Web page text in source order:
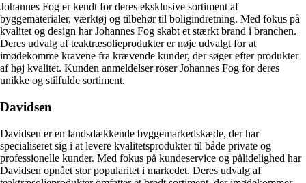
Johannes Fog er kendt for deres eksklusive sortiment af
byggematerialer, værktøj og tilbehør til boligindretning. Med fokus på
kvalitet og design har Johannes Fog skabt et stærkt brand i branchen.
Deres udvalg af teaktræsolieprodukter er nøje udvalgt for at
imødekomme kravene fra krævende kunder, der søger efter produkter
af høj kvalitet. Kunden anmeldelser roser Johannes Fog for deres
unikke og stilfulde sortiment.
Davidsen
Davidsen er en landsdækkende byggemarkedskæde, der har
specialiseret sig i at levere kvalitetsprodukter til både private og
professionelle kunder. Med fokus på kundeservice og pålidelighed har
Davidsen opnået stor popularitet i markedet. Deres udvalg af